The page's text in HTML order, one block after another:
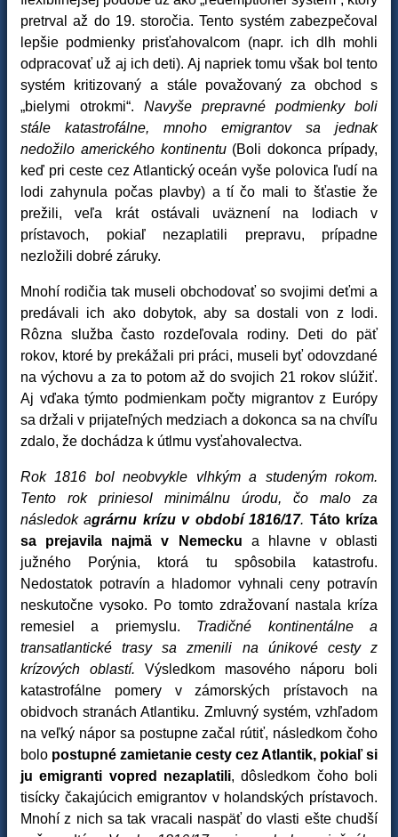
pretrval až do 19. storočia. Tento systém zabezpečoval
lepšie podmienky prisťahovalcom (napr. ich dlh mohli
odpracovať už aj ich deti). Aj napriek tomu však bol tento
systém kritizovaný a stále považovaný za obchod s
„bielymi otrokmi“. Navyše prepravné podmienky boli
stále katastrofálne, mnoho emigrantov sa jednak
nedožilo amerického kontinentu(Boli dokonca prípady,
keď pri ceste cez Atlantický oceán vyše polovica ľudí na
lodi zahynula počas plavby) a tí čo mali to šťastie že
prežili, veľa krát ostávali uväznení na lodiach v
prístavoch, pokiaľ nezaplatili prepravu, prípadne
nezložili dobré záruky.
Mnohí rodičia tak museli obchodovať so svojimi deťmi a
predávali ich ako dobytok, aby sa dostali von z lodi.
Rôzna služba často rozdeľovala rodiny. Deti do päť
rokov, ktoré by prekážali pri práci, museli byť odovzdané
na výchovu a za to potom až do svojich 21 rokov slúžiť.
Aj vďaka týmto podmienkam počty migrantov z Európy
sa držali v prijateľných medziach a dokonca sa na chvíľu
zdalo, že dochádza k útlmu vysťahovalectva.
Rok 1816 bol neobvykle vlhkým a studeným rokom.
Tento rok priniesol minimálnu úrodu, čo malo za
následok agrárnu krízu v období 1816/17. Táto kríza
sa prejavila najmä v Nemecku a hlavne v oblasti
južného Porýnia, ktorá tu spôsobila katastrofu.
Nedostatok potravín a hladomor vyhnali ceny potravín
neskutočne vysoko. Po tomto zdražovaní nastala kríza
remesiel a priemyslu. Tradičné kontinentálne a
transatlantické trasy sa zmenili na únikové cesty z
krízových oblastí. Výsledkom masového náporu boli
katastrofálne pomery v zámorských prístavoch na
obidvoch stranách Atlantiku. Zmluvný systém, vzhľadom
na veľký nápor sa postupne začal rútiť, následkom čoho
bolo postupné zamietanie cesty cez Atlantik, pokiaľ si
ju emigranti vopred nezaplatili, dôsledkom čoho boli
tisícky čakajúcich emigrantov v holandských prístavoch.
Mnohí z nich sa tak vracali naspäť do vlasti ešte chudší